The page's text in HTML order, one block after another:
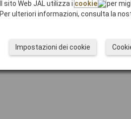
Il sito Web JAL utilizza icookie
per
Per ulteriori informazioni, consulta la
Impostazioni dei cookie